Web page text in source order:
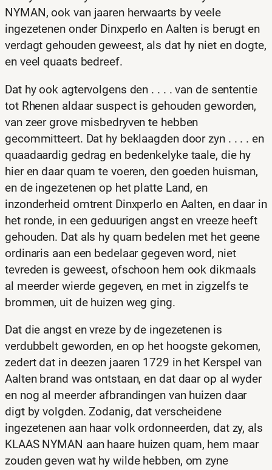
NYMAN, ook van jaaren herwaarts by veele
ingezetenen onder Dinxperlo en Aalten is berugt en
verdagt gehouden geweest, als dat hy niet en dogte,
en veel quaats bedreef.
Dat hy ook agtervolgens den . . . . van de sententie
tot Rhenen aldaar suspect is gehouden geworden,
van zeer grove misbedryven te hebben
gecommitteert. Dat hy beklaagden door zyn . . . . en
quaadaardig gedrag en bedenkelyke taale, die hy
hier en daar quam te voeren, den goeden huisman,
en de ingezetenen op het platte Land, en
inzonderheid omtrent Dinxperlo en Aalten, en daar in
het ronde, in een geduurigen angst en vreeze heeft
gehouden. Dat als hy quam bedelen met het geene
ordinaris aan een bedelaar gegeven word, niet
tevreden is geweest, ofschoon hem ook dikmaals
al meerder wierde gegeven, en met in zigzelfs te
brommen, uit de huizen weg ging.
Dat die angst en vreze by de ingezetenen is
verdubbelt geworden, en op het hoogste gekomen,
zedert dat in deezen jaaren 1729 in het Kerspel van
Aalten brand was ontstaan, en dat daar op al wyder
en nog al meerder afbrandingen van huizen daar
digt by volgden. Zodanig, dat verscheidene
ingezetenen aan haar volk ordonneerden, dat zy, als
KLAAS NYMAN aan haare huizen quam, hem maar
zouden geven wat hy wilde hebben, om zyne